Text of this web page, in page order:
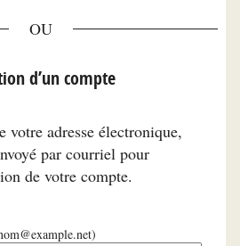
d’un compte
votre adresse électronique,
par courriel pour
de votre compte.